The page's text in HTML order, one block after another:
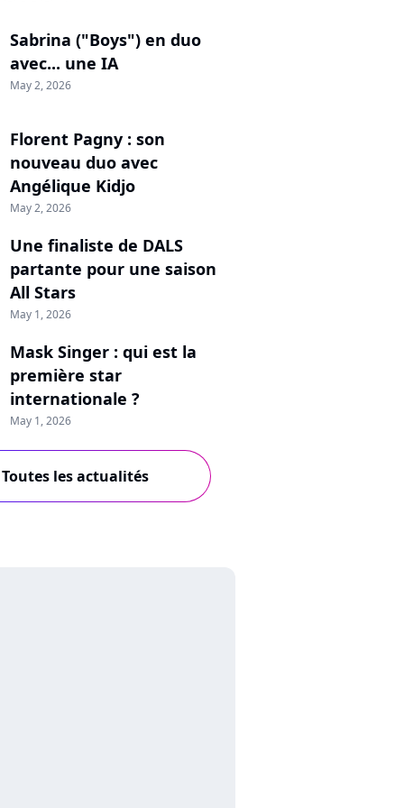
Sabrina ("Boys") en duo
avec... une IA
May 2, 2026
Florent Pagny : son
nouveau duo avec
Angélique Kidjo
May 2, 2026
Une finaliste de DALS
partante pour une saison
All Stars
May 1, 2026
Mask Singer : qui est la
première star
internationale ?
May 1, 2026
Toutes les actualités